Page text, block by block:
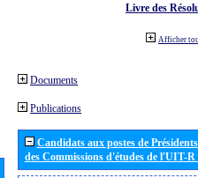
Livre des
Afficher
Documents
Publications
Candidats aux postes de
des Commissions d'études de l'UIT-